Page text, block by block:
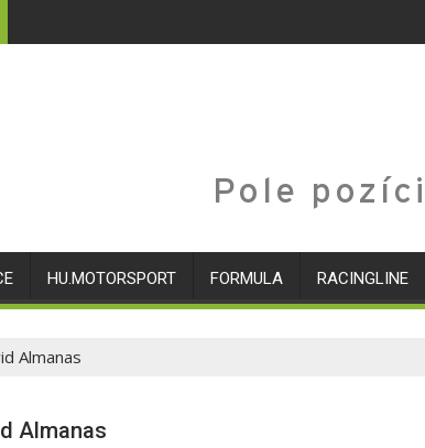
Pole
HU.MOTORSPORT FORMULA RACINGLINE
Almanas
Almanas